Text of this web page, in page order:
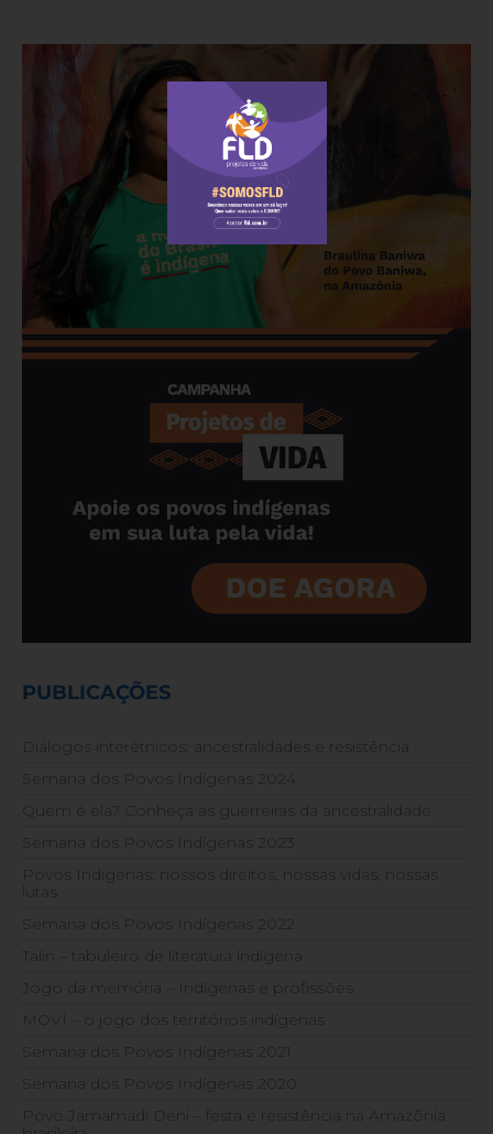
PUBLICAÇÕES
Diálogos interétnicos: ancestralidades e resistência
Semana dos Povos Indígenas 2024
Quem é ela? Conheça as guerreiras da ancestralidade
Semana dos Povos Indígenas 2023
Povos Indígenas: nossos direitos, nossas vidas, nossas
lutas
Semana dos Povos Indígenas 2022
Talin – tabuleiro de literatura indígena
Jogo da memória – Indígenas e profissões
MOVÍ – o jogo dos territórios indígenas
Semana dos Povos Indígenas 2021
Semana dos Povos Indígenas 2020
Povo Jamamadi Deni – festa e resistência na Amazônia